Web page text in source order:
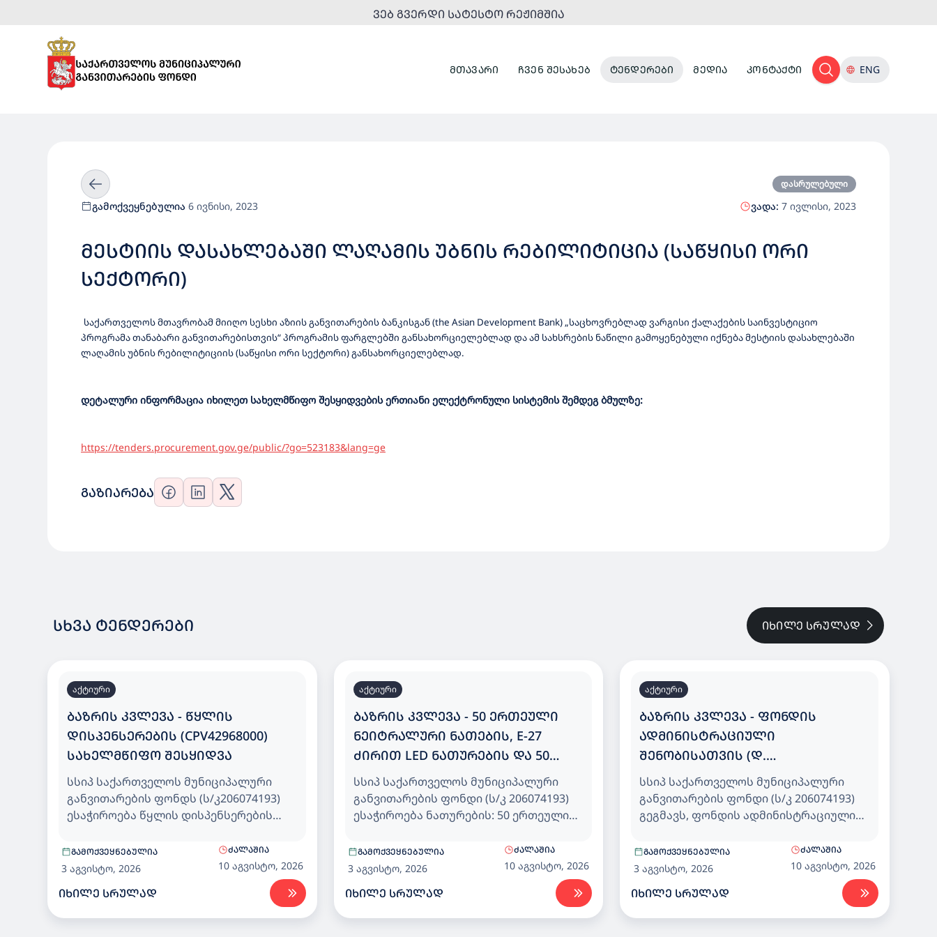
ᲕᲔᲑ ᲒᲕᲔᲠᲓᲘ ᲡᲐᲢᲔᲡᲢᲝ ᲠᲔᲟᲘᲛᲨᲘᲐ
ᲛᲗᲐᲕᲐᲠᲘ ᲩᲕᲔᲜ ᲨᲔᲡᲐᲮᲔᲑ ᲢᲔᲜᲓᲔᲠᲔᲑᲘ ᲛᲔᲓᲘᲐ ᲙᲝᲜᲢᲐᲥᲢᲘ ENG
დასრულებული
გამოქვეყნებულია 6 ივნისი, 2023 ვადა: 7 ივლისი, 2023
ᲛᲔᲡᲢᲘᲘᲡ ᲓᲐᲡᲐᲮᲚᲔᲑᲐᲨᲘ ᲚᲐᲦᲐᲛᲘᲡ ᲣᲑᲜᲘᲡ ᲠᲔᲑᲘᲚᲘᲢᲘᲪᲘᲐ (ᲡᲐᲬᲧᲘᲡᲘ ᲝᲠᲘ
ᲡᲔᲥᲢᲝᲠᲘ)
საქართველოს მთავრობამ მიიღო სესხი აზიის განვითარების ბანკისგან (the Asian Development Bank) „საცხოვრებლად ვარგისი ქალაქების საინვესტიციო
პროგრამა თანაბარი განვითარებისთვის“ პროგრამის ფარგლებში განსახორციელებლად და ამ სახსრების ნაწილი გამოყენებული იქნება მესტიის დასახლებაში
ლაღამის უბნის რებილიტიციის (საწყისი ორი სექტორი) განსახორციელებლად.
დეტალური ინფორმაცია იხილეთ სახელმწიფო შესყიდვების ერთიანი ელექტრონული სისტემის შემდეგ ბმულზე:
https://tenders.procurement.gov.ge/public/?go=523183&lang=ge
ᲒᲐᲖᲘᲐᲠᲔᲑᲐ
ᲡᲮᲕᲐ ᲢᲔᲜᲓᲔᲠᲔᲑᲘ ᲘᲮᲘᲚᲔ ᲡᲠᲣᲚᲐᲓ
აქტიური
ᲑᲐᲖᲠᲘᲡ ᲙᲕᲚᲔᲕᲐ - ᲬᲧᲚᲘᲡ
ᲓᲘᲡᲞᲔᲜᲡᲔᲠᲔᲑᲘᲡ (CPV42968000)
ᲡᲐᲮᲔᲚᲛᲬᲘᲤᲝ ᲨᲔᲡᲧᲘᲓᲕᲐ
სსიპ საქართველოს მუნიციპალური
განვითარების ფონდს (ს/კ206074193)
ესაჭიროება წყლის დისპენსერების
ᲒᲐᲛᲝᲥᲕᲔᲧᲜᲔᲑᲣᲚᲘᲐ
3 აგვისტო, 2026
ᲫᲐᲚᲐᲨᲘᲐ
10 აგვისტო, 2026
ᲘᲮᲘᲚᲔ ᲡᲠᲣᲚᲐᲓ
აქტიური
ᲑᲐᲖᲠᲘᲡ ᲙᲕᲚᲔᲕᲐ - 50 ᲔᲠᲗᲔᲣᲚᲘ
ᲜᲔᲘᲢᲠᲐᲚᲣᲠᲘ ᲜᲐᲗᲔᲑᲘᲡ, E-27
ᲫᲘᲠᲘᲗ LED ᲜᲐᲗᲣᲠᲔᲑᲘᲡ ᲓᲐ 50
ᲔᲠᲗᲔᲣᲚᲘ ᲗᲑᲘᲚᲘ ᲜᲐᲗᲔᲑᲘᲡ, E-27
ᲫᲘᲠᲘᲗ LED ᲜᲐᲗᲣᲠᲔᲑᲘᲡ ᲨᲔᲡᲧᲘᲓᲕᲐ
სსიპ საქართველოს მუნიციპალური
განვითარების ფონდი (ს/კ 206074193)
ესაჭიროება ნათურების: 50 ერთეული
ნათურების (15 ვატის - 3500k - 4500k) და
50 ერთეული თბილი ნათების, E-27
ძირით LED ნათურების (14 ვატის, 2700k-
3000k) (CPV-31531000) შესყიდვა.
ᲒᲐᲛᲝᲥᲕᲔᲧᲜᲔᲑᲣᲚᲘᲐ
3 აგვისტო, 2026
ᲫᲐᲚᲐᲨᲘᲐ
10 აგვისტო, 2026
ᲘᲮᲘᲚᲔ ᲡᲠᲣᲚᲐᲓ
აქტიური
ᲑᲐᲖᲠᲘᲡ ᲙᲕᲚᲔᲕᲐ - ᲤᲝᲜᲓᲘᲡ
ᲐᲓᲛᲘᲜᲘᲡᲢᲠᲐᲪᲘᲣᲚᲘ
ᲨᲔᲜᲝᲑᲘᲡᲐᲗᲕᲘᲡ (Დ.
ᲐᲦᲛᲐᲨᲔᲜᲔᲑᲚᲘᲡ ᲒᲐᲛᲖ. N150) ᲨᲕᲘᲓᲘ
ᲔᲠᲗᲔᲣᲚᲘ ᲞᲐᲢᲐᲠᲐ/ᲛᲪᲘᲠᲔ ᲖᲝᲛᲘᲡ
ᲛᲐᲪᲘᲕᲠᲘᲡ (CPV39711130) ᲨᲔᲡᲧᲘᲓᲕᲐ
სსიპ საქართველოს მუნიციპალური
განვითარების ფონდი (ს/კ 206074193)
გეგმავს, ფონდის ადმინისტრაციული
N150) შვიდი ერთეული პატარა/მცირე
ზომის მაცივრის (CPV39711130)
ᲒᲐᲛᲝᲥᲕᲔᲧᲜᲔᲑᲣᲚᲘᲐ
3 აგვისტო, 2026
ᲫᲐᲚᲐᲨᲘᲐ
10 აგვისტო, 2026
ᲘᲮᲘᲚᲔ ᲡᲠᲣᲚᲐᲓ